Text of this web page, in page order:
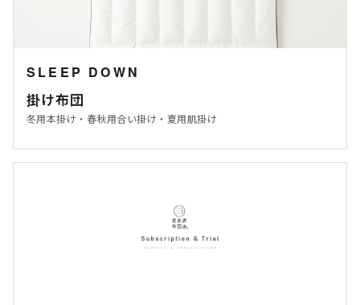
SLEEP DOWN
掛け布団
冬用本掛け・春秋用合い掛け・夏用肌掛け